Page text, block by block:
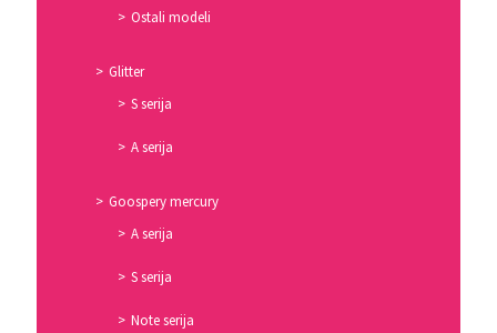
Ostali modeli
Glitter
S serija
A serija
Goospery mercury
A serija
S serija
Note serija